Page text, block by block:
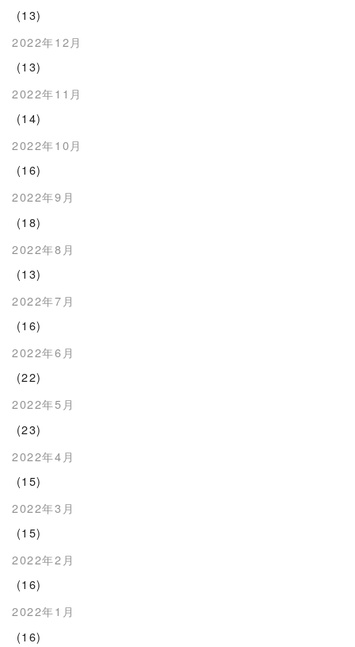
(13)
2022年12月
(13)
2022年11月
(14)
2022年10月
(16)
2022年9月
(18)
2022年8月
(13)
2022年7月
(16)
2022年6月
(22)
2022年5月
(23)
2022年4月
(15)
2022年3月
(15)
2022年2月
(16)
2022年1月
(16)